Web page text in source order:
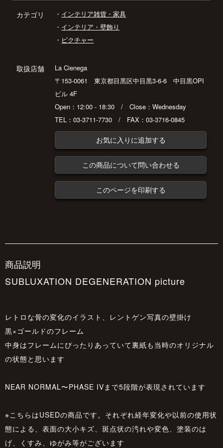
カテゴリ ・ インテリア雑貨・家具
・ インテリア・壁飾り
・ ピクチャー
取扱店舗
La Cienega
〒153-0061 東京都目黒区中目黒3-6-6 中目黒OPI
ビル 4F
Open：12:00 - 18:30 / Close：Wednesday
TEL：03-3711-7730 / FAX：03-3716-0845
お気に入りに追加する
この商品について問い合わせる
このページを印刷する
商品説明
SUBLUXATION DEGENERATION picture
レトロな骨の変化のイラスト、レントゲン写真の壁掛け
黒×ゴールドのフレーム
中身はフレームにぴったりあっていて裏紙も当時のオリジナル
の状態と思います
NEAR NORMAL〜PHASE IVまで5段階が表現されています
※こちらはUSEDの商品です。それぞれ経年変化や以前の使用状
態による、表面の大小キズ、斑点状の汚れや変色、塗装のは
げ、くすみ、ゆがみ等がございます